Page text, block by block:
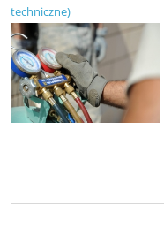
techniczne)